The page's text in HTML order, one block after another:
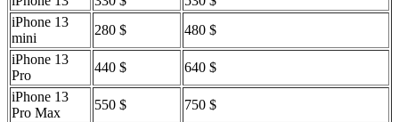
iPhone 13
mini
280 $
480 $
iPhone 13
Pro
440 $
640 $
iPhone 13
Pro Max
550 $
750 $